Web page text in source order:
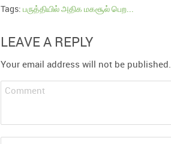
Tags: பருத்தியில் அதிக மகசூல் பெற...
LEAVE A REPLY
Your email address will not be published.
Comment